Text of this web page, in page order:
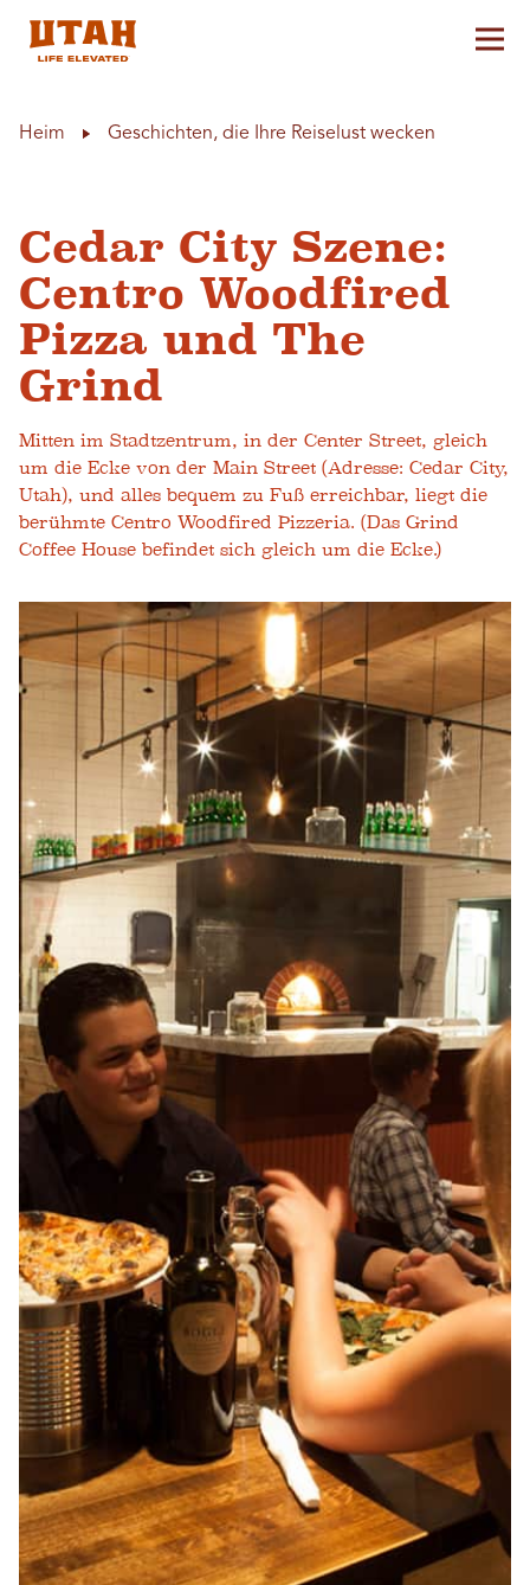
Heim Geschichten, die Ihre Reiselust wecken
Cedar City Szene:
Centro Woodfired
Pizza und The
Grind
Mitten im Stadtzentrum, in der Center Street, gleich
um die Ecke von der Main Street (Adresse: Cedar City,
Utah), und alles bequem zu Fuß erreichbar, liegt die
berühmte Centro Woodfired Pizzeria. (Das Grind
Coffee House befindet sich gleich um die Ecke.)